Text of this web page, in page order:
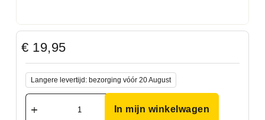
€ 19,95
Langere levertijd: bezorging vóór 20 August
In mijn winkelwagen